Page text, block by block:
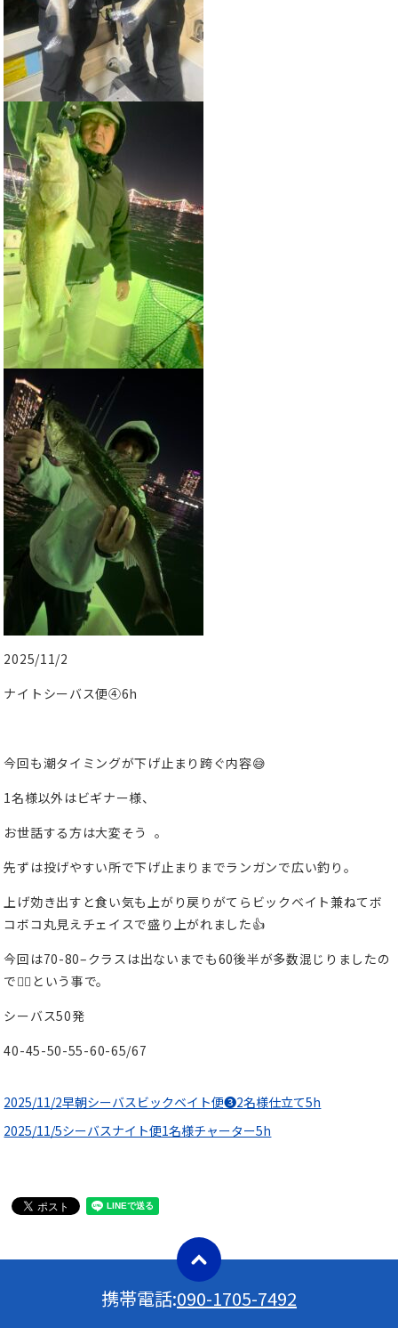
2025/11/2
ナイトシーバス便④6h
今回も潮タイミングが下げ止まり跨ぐ内容😅
1名様以外はビギナー様、
お世話する方は大変そう 。
先ずは投げやすい所で下げ止まりまでランガンで広い釣り。
上げ効き出すと食い気も上がり戻りがてらビックベイト兼ねてボ
コボコ丸見えチェイスで盛り上がれました👍
今回は70-80–クラスは出ないまでも60後半が多数混じりましたの
で🙆‍♂️という事で。
シーバス50発
40-45-50-55-60-65/67
2025/11/2早朝シーバスビックベイト便❸2名様仕立て5h
2025/11/5シーバスナイト便1名様チャーター5h
携帯電話:090-1705-7492